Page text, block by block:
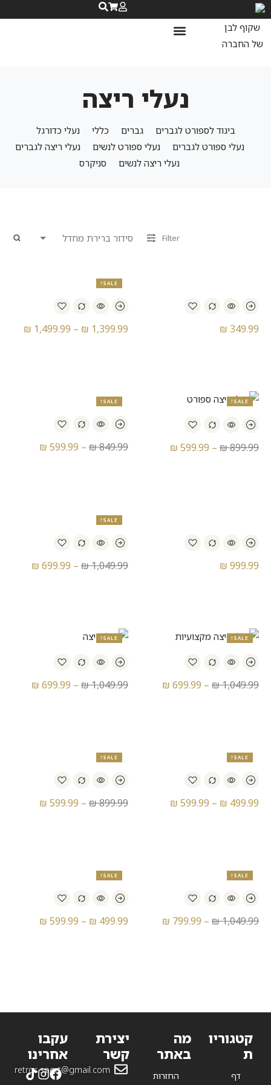
נעלי ריצה
ביגוד לספורט לגברים גברים כללי
נעלי כדורגל
נעלי ספורט לגברים
נעלי ספורט לנשים
נעלי ריצה לגברים
נעלי ריצה לנשים
סניקרס
Filter
₪ 349.99
SALE!
₪ 1,399.99
–
₪ 1,499.99
SALE!
₪899.99
–
₪ 599.99
SALE!
₪849.99
–
₪ 599.99
₪ 999.99
SALE!
₪1,049.99
–
₪ 699.99
SALE!
₪1,049.99
–
₪ 699.99
SALE!
₪1,049.99
–
₪ 699.99
SALE!
₪ 499.99
–
₪ 599.99
SALE!
₪899.99
–
₪ 599.99
SALE!
₪1,049.99
–
₪ 799.99
SALE!
₪ 499.99
–
₪ 599.99
קטגוריו
ת
דף
מה
באתר
החזרות
יצירת
קשר
retros.sport@gmail.com
עקבו
אחרינו